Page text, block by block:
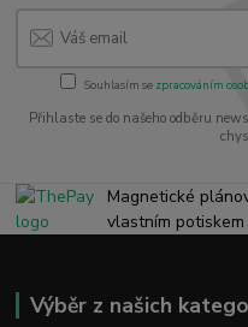
Souhlasím se zpracováním
Přihlaste se do našeho odběru
Magnetické
vlastním potiskem
Výběr z našich